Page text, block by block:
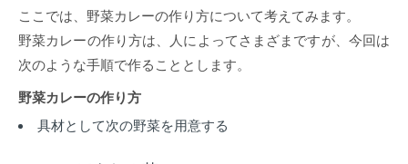
ここでは、野菜カレーの作り方について考えてみます。
野菜カレーの作り方は、人によってさまざまですが、今回は
次のような手順で作ることとします。
野菜カレーの作り方
具材として次の野菜を用意する